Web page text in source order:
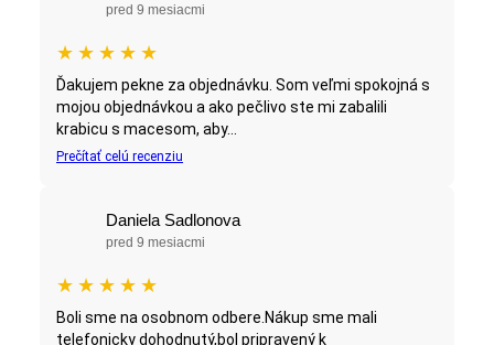
pred 9 mesiacmi
★ ★ ★ ★ ★
Ďakujem pekne za objednávku. Som veľmi spokojná s
mojou objednávkou a ako pečlivo ste mi zabalili
krabicu s macesom, aby...
Prečítať celú recenziu
Daniela Sadlonova
pred 9 mesiacmi
★ ★ ★ ★ ★
Boli sme na osobnom odbere.Nákup sme mali
telefonicky dohodnutý,bol pripravený k